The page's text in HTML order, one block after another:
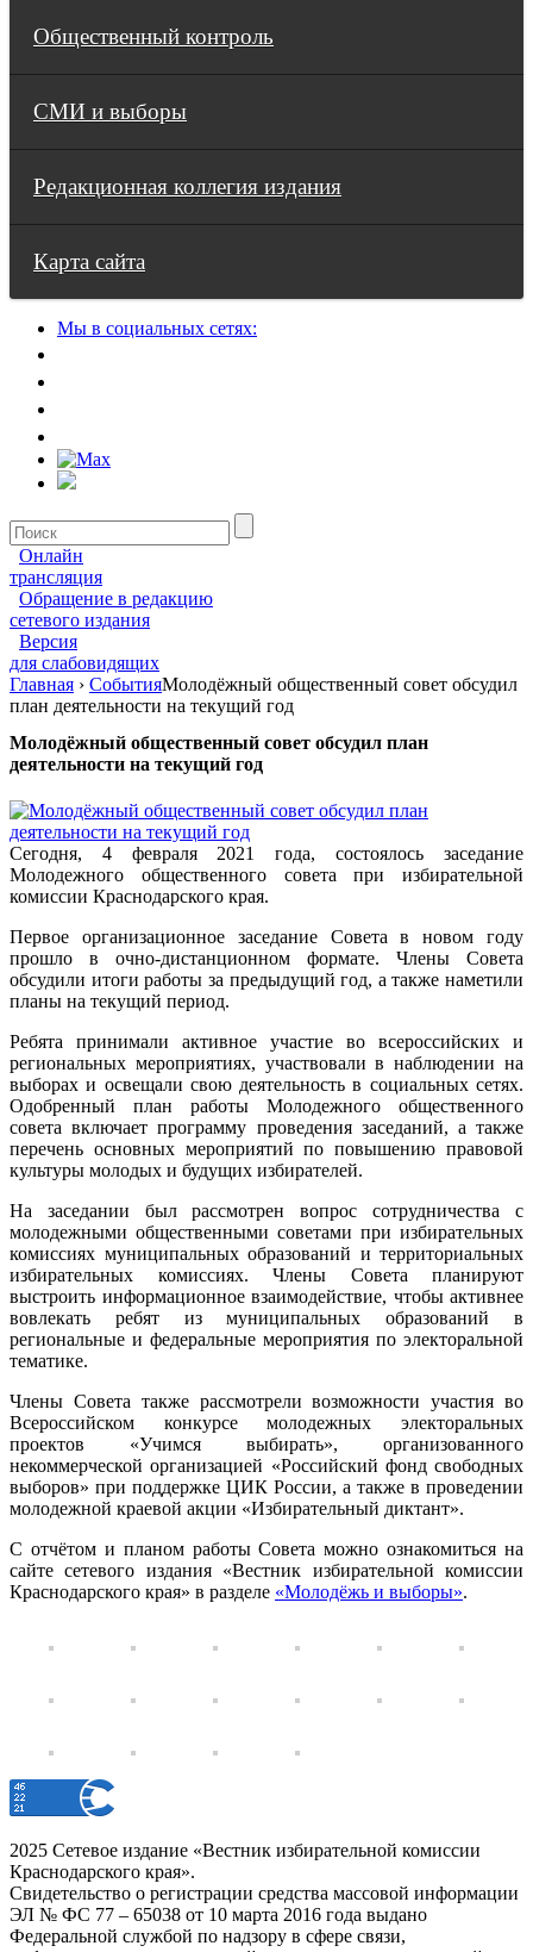
Общественный контроль
СМИ и выборы
Редакционная коллегия издания
Карта сайта
Мы в социальных сетях:
Онлайн
трансляция
Обращение в редакцию
сетевого издания
Версия
для слабовидящих
Главная › СобытияМолодёжный общественный совет обсудил
план деятельности на текущий год
Молодёжный общественный совет обсудил план
деятельности на текущий год
Сегодня, 4 февраля 2021 года, состоялось заседание
Молодежного общественного совета при избирательной
комиссии Краснодарского края.
Первое организационное заседание Совета в новом году
прошло в очно-дистанционном формате. Члены Совета
обсудили итоги работы за предыдущий год, а также наметили
планы на текущий период.
Ребята принимали активное участие во всероссийских и
региональных мероприятиях, участвовали в наблюдении на
выборах и освещали свою деятельность в социальных сетях.
Одобренный план работы Молодежного общественного
совета включает программу проведения заседаний, а также
перечень основных мероприятий по повышению правовой
культуры молодых и будущих избирателей.
На заседании был рассмотрен вопрос сотрудничества с
молодежными общественными советами при избирательных
комиссиях муниципальных образований и территориальных
избирательных комиссиях. Члены Совета планируют
выстроить информационное взаимодействие, чтобы активнее
вовлекать ребят из муниципальных образований в
региональные и федеральные мероприятия по электоральной
тематике.
Члены Совета также рассмотрели возможности участия во
Всероссийском конкурсе молодежных электоральных
проектов «Учимся выбирать», организованного
некоммерческой организацией «Российский фонд свободных
выборов» при поддержке ЦИК России, а также в проведении
молодежной краевой акции «Избирательный диктант».
С отчётом и планом работы Совета можно ознакомиться на
сайте сетевого издания «Вестник избирательной комиссии
Краснодарского края» в разделе «Молодёжь и выборы».
2025 Сетевое издание «Вестник избирательной комиссии
Краснодарского края».
Свидетельство о регистрации средства массовой информации
ЭЛ № ФС 77 – 65038 от 10 марта 2016 года выдано
Федеральной службой по надзору в сфере связи,